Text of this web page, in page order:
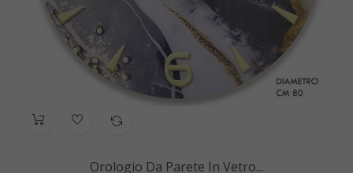
Orologio Da Parete In Vetro...